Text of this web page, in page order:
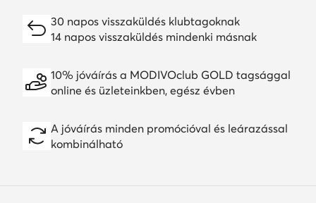
30 napos visszaküldés klubtagoknak
14 napos visszaküldés mindenki másnak
10% jóváírás a MODIVOclub GOLD tagsággal
online és üzleteinkben, egész évben
A jóváírás minden promócióval és leárazással
kombinálható